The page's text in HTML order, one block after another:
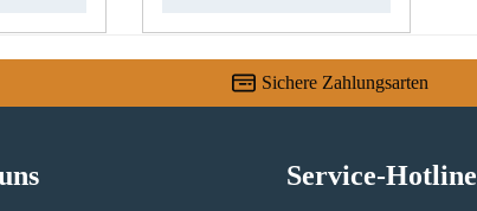
Sichere Zahlungsarten
Service-Hotline